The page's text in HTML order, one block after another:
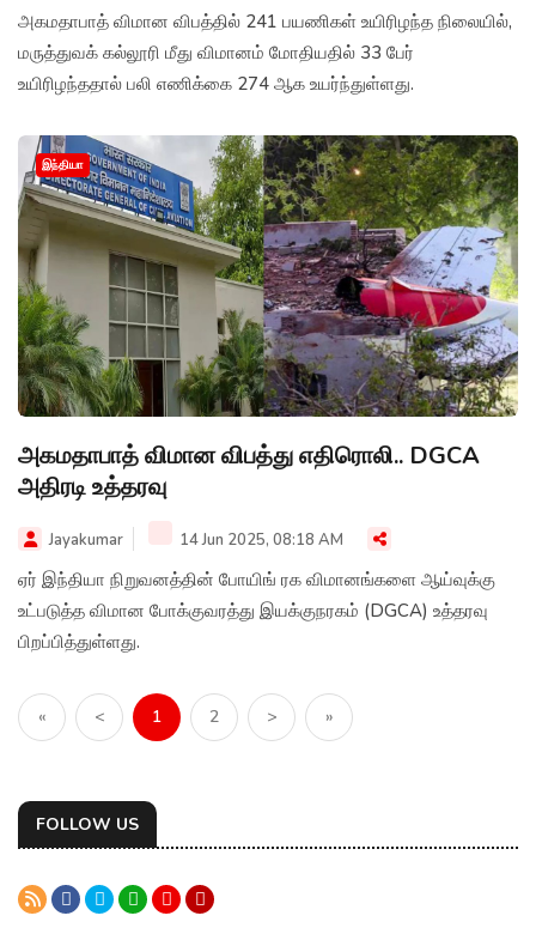
அகமதாபாத் விமான விபத்தில் 241 பயணிகள் உயிரிழந்த நிலையில்,
மருத்துவக் கல்லூரி மீது விமானம் மோதியதில் 33 பேர்
உயிரிழந்ததால் பலி எணிக்கை 274 ஆக உயர்ந்துள்ளது.
இந்தியா
அகமதாபாத் விமான விபத்து எதிரொலி.. DGCA
அதிரடி உத்தரவு
Jayakumar 14 Jun 2025, 08:18 AM
ஏர் இந்தியா நிறுவனத்தின் போயிங் ரக விமானங்களை ஆய்வுக்கு
உட்படுத்த விமான போக்குவரத்து இயக்குநரகம் (DGCA) உத்தரவு
பிறப்பித்துள்ளது.
« < 1 2 > »
FOLLOW US